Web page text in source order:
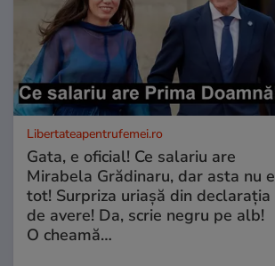
Libertateapentrufemei.ro
Gata, e oficial! Ce salariu are
Mirabela Grădinaru, dar asta nu e
tot! Surpriza uriașă din declarația
de avere! Da, scrie negru pe alb!
O cheamă…